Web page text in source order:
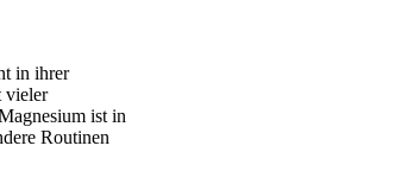
in ihrer
vieler
ist in
Routinen